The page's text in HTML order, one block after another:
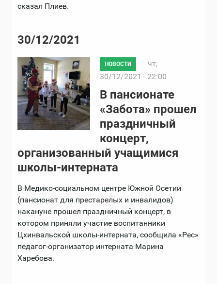
сказал Плиев.
30/12/2021
НОВОСТИ
чт,
30/12/2021 - 22:00
В пансионате
«Забота» прошел
праздничный
концерт,
организованный учащимися
школы-интерната
В Медико-социальном центре Южной Осетии
(пансионат для престарелых и инвалидов)
накануне прошел праздничный концерт, в
котором приняли участие воспитанники
Цхинвальской школы-интерната, сообщила «Рес»
педагог-организатор интерната Марина
Харебова.